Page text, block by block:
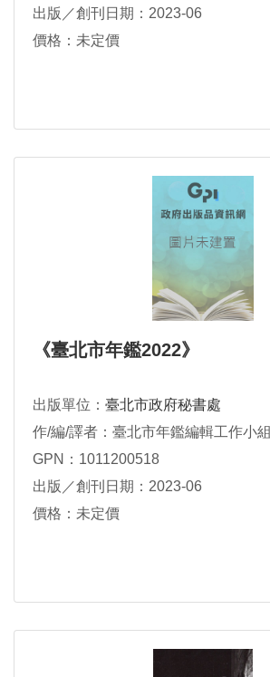
出版／創刊日期：2023-06
價格：未定價
《臺北市年鑑2022》
出版單位： 臺北市政府秘書處
作/編/譯者：臺北市年鑑編輯工作小組
GPN：1011200518
出版／創刊日期：2023-06
價格：未定價